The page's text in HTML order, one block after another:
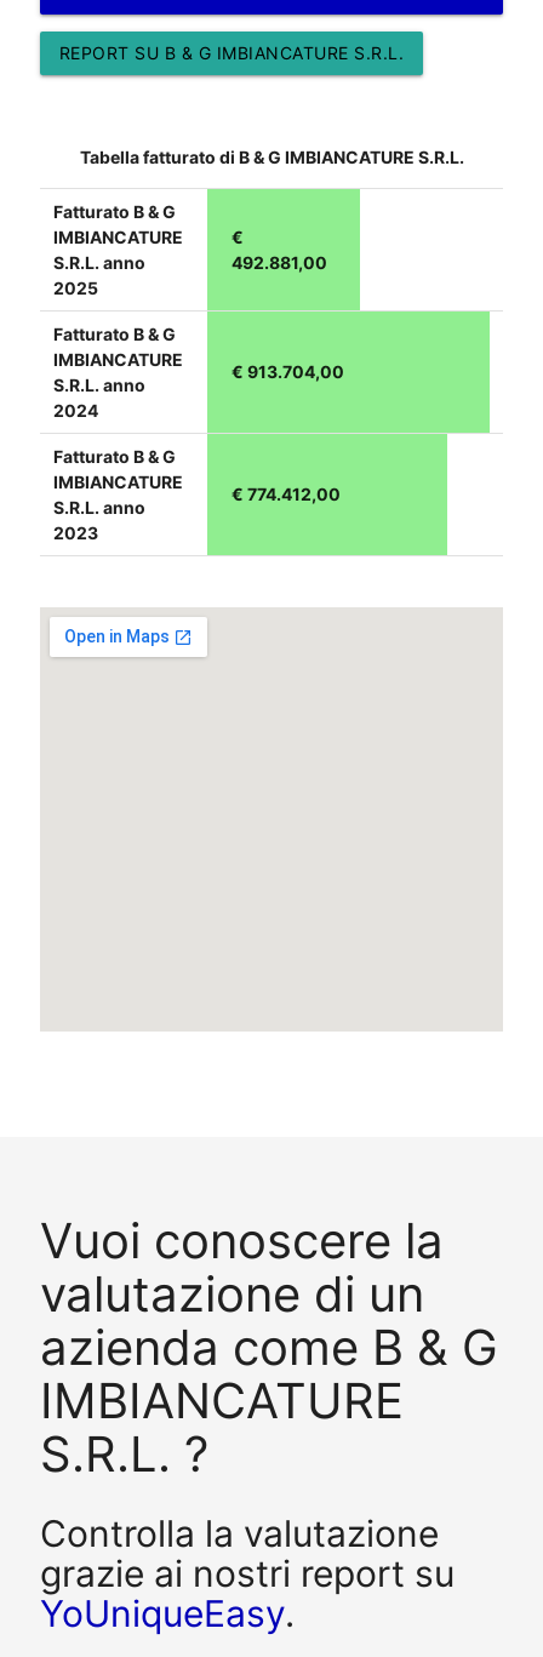
REPORT SU B & G IMBIANCATURE S.R.L.
Tabella fatturato di B & G IMBIANCATURE S.R.L.
Fatturato B & G
IMBIANCATURE
S.R.L. anno
2025
€
492.881,00
Fatturato B & G
IMBIANCATURE
S.R.L. anno
2024
€ 913.704,00
Fatturato B & G
IMBIANCATURE
S.R.L. anno
2023
€ 774.412,00
Vuoi conoscere la
valutazione di un
azienda come B & G
IMBIANCATURE
S.R.L. ?
Controlla la valutazione
grazie ai nostri report su
YoUniqueEasy.